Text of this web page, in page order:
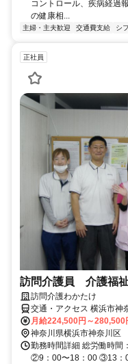
コントロール、疾病経過
の健康相...
主婦・主夫歓迎 交通費支給 シ
正社員
訪問介護員 介護福
訪問介護わかたけ
交通・アクセス 横浜市神
月給224,500円～280,500
神奈川県横浜市神奈川区
勤務時間詳細 総労働時
②9：00〜18：00 ③13：